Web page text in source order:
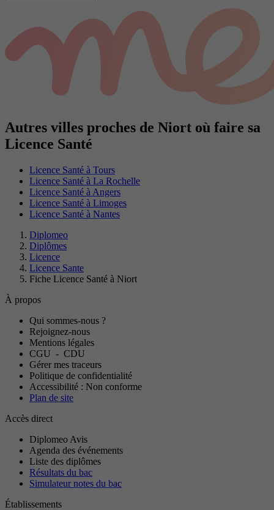
Autres villes proches de Niort où faire sa
Licence Santé
Licence Santé à Tours
Licence Santé à La Rochelle
Licence Santé à Angers
Licence Santé à Limoges
Licence Santé à Nantes
Diplomeo
Diplômes
Licence
Licence Sante
Fiche Licence Santé à Niort
À propos
Qui sommes-nous ?
Rejoignez-nous
Mentions légales
CGU - CDU
Gérer mes traceurs
Politique de confidentialité
Accessibilité : Non conforme
Plan de site
Accès direct
Diplomeo Avis
Agenda des événements
Liste des diplômes
Résultats du bac
Simulateur notes du bac
Établissements